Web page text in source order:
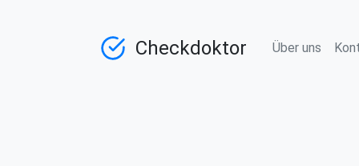
Checkdoktor Über uns